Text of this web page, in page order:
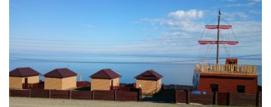
Бугульдейка. Из Байкала бёрет своё начало река Ангара,
которая несёт свои воды в Енисей.
Ихтиология
Животный и растительный мир Байкала, во многом,
уникален и имеет ряд особенностей. Многие виды являются
«эндемиками», происхождение которых достаточно